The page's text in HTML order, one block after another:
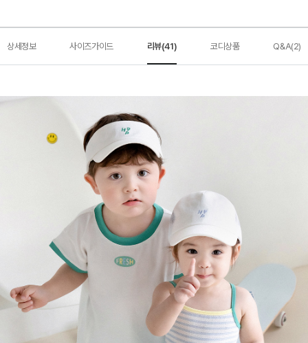
상세정보 사이즈가이드 리뷰(41) 코디상품 Q&A(2)